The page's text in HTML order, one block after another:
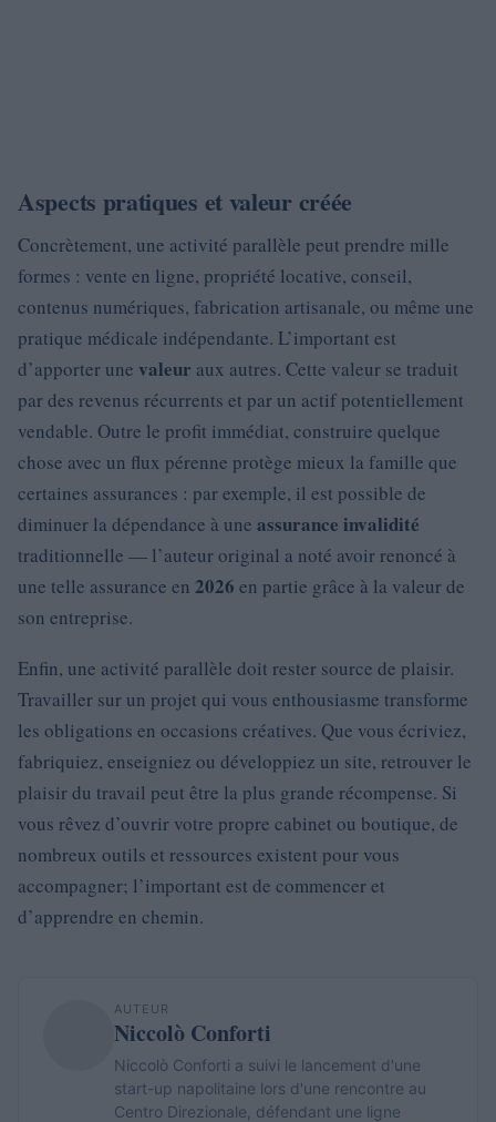
Aspects pratiques et valeur créée
Concrètement, une activité parallèle peut prendre mille
formes : vente en ligne, propriété locative, conseil,
contenus numériques, fabrication artisanale, ou même une
pratique médicale indépendante. L’important est
d’apporter une valeur aux autres. Cette valeur se traduit
par des revenus récurrents et par un actif potentiellement
vendable. Outre le profit immédiat, construire quelque
chose avec un flux pérenne protège mieux la famille que
certaines assurances : par exemple, il est possible de
diminuer la dépendance à une assurance invalidité
traditionnelle — l’auteur original a noté avoir renoncé à
une telle assurance en 2026 en partie grâce à la valeur de
son entreprise.
Enfin, une activité parallèle doit rester source de plaisir.
Travailler sur un projet qui vous enthousiasme transforme
les obligations en occasions créatives. Que vous écriviez,
fabriquiez, enseigniez ou développiez un site, retrouver le
plaisir du travail peut être la plus grande récompense. Si
vous rêvez d’ouvrir votre propre cabinet ou boutique, de
nombreux outils et ressources existent pour vous
accompagner; l’important est de commencer et
d’apprendre en chemin.
AUTEUR
Niccolò Conforti
Niccolò Conforti a suivi le lancement d'une
start-up napolitaine lors d'une rencontre au
Centro Direzionale, défendant une ligne